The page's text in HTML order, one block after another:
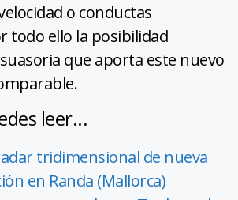
o conductas
todo ello la posibilidad
que aporta este nuevo
leer...
tridimensional de nueva
en Randa (Mallorca)